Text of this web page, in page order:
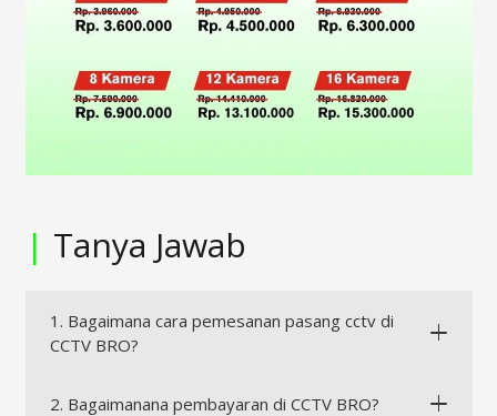
| Tanya Jawab
1. Bagaimana cara pemesanan pasang cctv di
CCTV BRO?
2. Bagaimanana pembayaran di CCTV BRO?